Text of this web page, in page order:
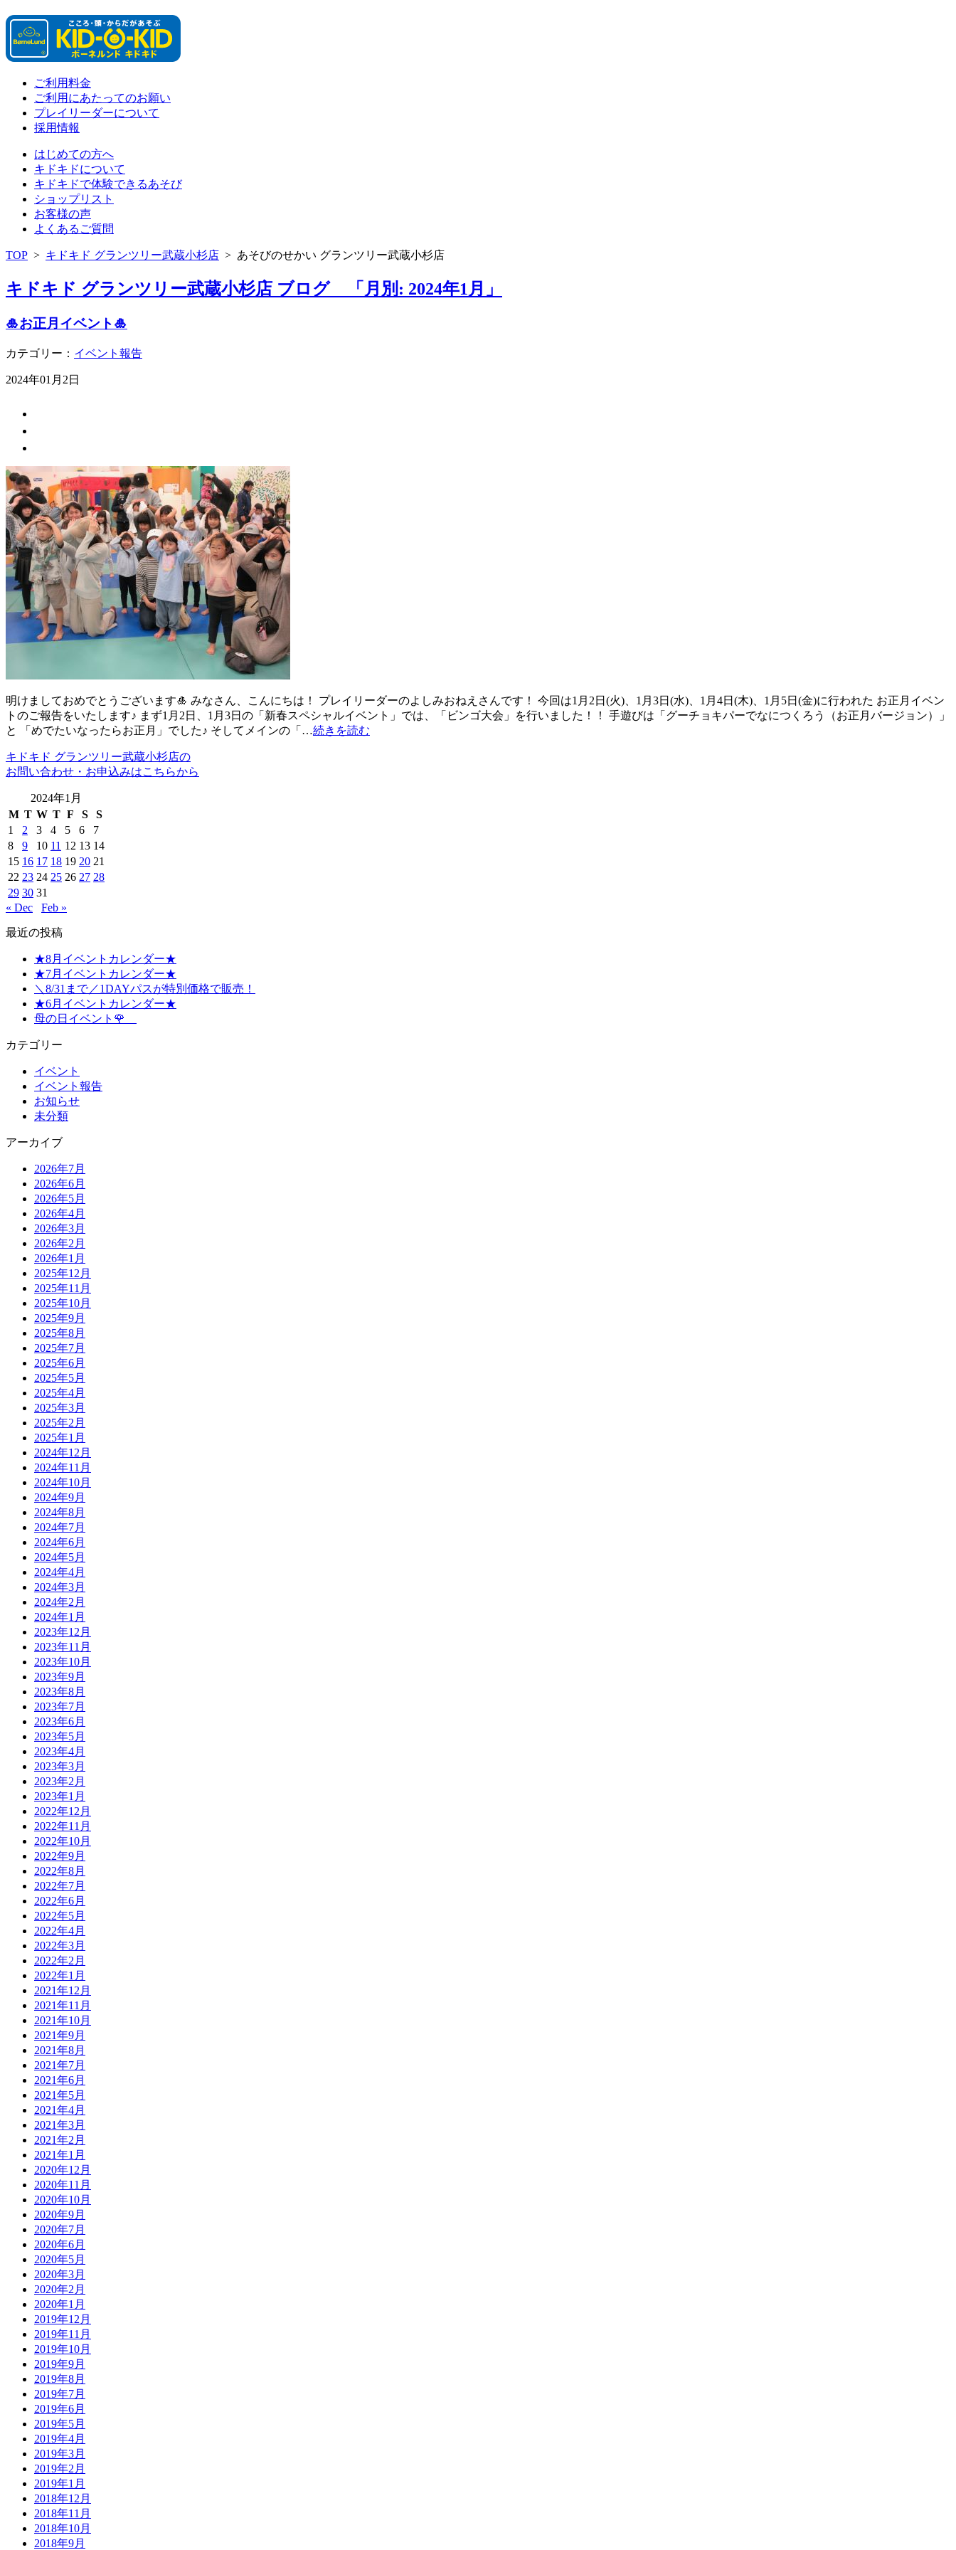
ご利用料金
ご利用にあたってのお願い
プレイリーダーについて
採用情報
はじめての方へ
キドキドについて
キドキドで体験できるあそび
ショップリスト
お客様の声
よくあるご質問
TOP > キドキド グランツリー武蔵小杉店 > あそびのせかい グランツリー武蔵小杉店
キドキド グランツリー武蔵小杉店 ブログ 「月別: 2024年1月」
🎍お正月イベント🎍
カテゴリー： イベント報告
2024年01月2日
明けましておめでとうございます🎍 みなさん、こんにちは！ プレイリーダーのよしみおねえさんです！ 今回は1月2日(火)、1月3日(水)、1月4日(木)、1月5日(金)に行われた お正月イベン
トのご報告をいたします♪ まず1月2日、1月3日の「新春スペシャルイベント」では、「ビンゴ大会」を行いました！！ 手遊びは「グーチョキパーでなにつくろう（お正月バージョン）」
と 「めでたいなったらお正月」でした♪ そしてメインの「…続きを読む
キドキド グランツリー武蔵小杉店の
お問い合わせ・お申込みはこちらから
2024年1月
M T W T F S
S
1
2 3 4 5 6
7
8
9 10 11 12 13 14
15 16 17 18 19 20 21
22 23 24 25 26 27 28
29 30 31
« Dec
Feb »
最近の投稿
★8月イベントカレンダー★
★7月イベントカレンダー★
＼8/31まで／1DAYパスが特別価格で販売！
★6月イベントカレンダー★
母の日イベント🌹
カテゴリー
イベント
イベント報告
お知らせ
未分類
アーカイブ
2026年7月
2026年6月
2026年5月
2026年4月
2026年3月
2026年2月
2026年1月
2025年12月
2025年11月
2025年10月
2025年9月
2025年8月
2025年7月
2025年6月
2025年5月
2025年4月
2025年3月
2025年2月
2025年1月
2024年12月
2024年11月
2024年10月
2024年9月
2024年8月
2024年7月
2024年6月
2024年5月
2024年4月
2024年3月
2024年2月
2024年1月
2023年12月
2023年11月
2023年10月
2023年9月
2023年8月
2023年7月
2023年6月
2023年5月
2023年4月
2023年3月
2023年2月
2023年1月
2022年12月
2022年11月
2022年10月
2022年9月
2022年8月
2022年7月
2022年6月
2022年5月
2022年4月
2022年3月
2022年2月
2022年1月
2021年12月
2021年11月
2021年10月
2021年9月
2021年8月
2021年7月
2021年6月
2021年5月
2021年4月
2021年3月
2021年2月
2021年1月
2020年12月
2020年11月
2020年10月
2020年9月
2020年7月
2020年6月
2020年5月
2020年3月
2020年2月
2020年1月
2019年12月
2019年11月
2019年10月
2019年9月
2019年8月
2019年7月
2019年6月
2019年5月
2019年4月
2019年3月
2019年2月
2019年1月
2018年12月
2018年11月
2018年10月
2018年9月